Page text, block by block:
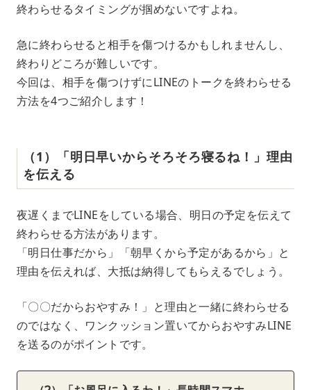
終わらせるタイミングが掴めないですよね。
急に終わらせると相手を傷つけるかもしれませんし、
終わりどころが難しいです。
今回は、相手を傷つけずにLINEのトークを終わらせる
方法を4つご紹介します！
（1）「明日早いからそろそろ寝るね！」理由
を伝える
夜遅くまでLINEをしている場合、明日の予定を伝えて
終わらせる方法があります。
「明日仕事だから」「朝早くから予定があるから」と
理由を伝えれば、大抵は納得してもらえるでしょう。
「〇〇だからおやすみ！」と理由と一緒に終わらせる
のではなく、ワンクッション置いてからおやすみLINE
を送るのがポイントです。